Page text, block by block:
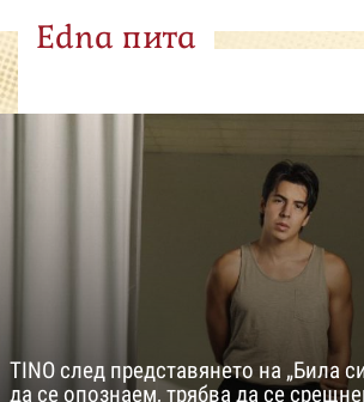
Edna пита
TINO след представянето на „Била
да се опознаем, трябва да се